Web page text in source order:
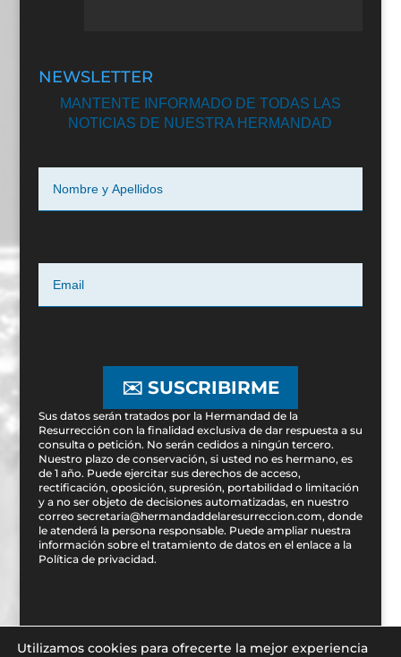
NEWSLETTER
MANTENTE INFORMADO DE TODAS LAS
NOTICIAS DE NUESTRA HERMANDAD
✉️ SUSCRIBIRME
Sus datos serán tratados por la Hermandad de la
Resurrección con la finalidad exclusiva de dar respuesta a su
consulta o petición. No serán cedidos a ningún tercero.
Nuestro plazo de conservación, si usted no es hermano, es
de 1 año. Puede ejercitar sus derechos de acceso,
rectificación, oposición, supresión, portabilidad o limitación
y a no ser objeto de decisiones automatizadas, en nuestro
correo secretaria@hermandaddelaresurreccion.com, donde
le atenderá la persona responsable. Puede ampliar nuestra
información sobre el tratamiento de datos en el enlace a la
Política de privacidad.
Utilizamos cookies para ofrecerte la mejor experiencia